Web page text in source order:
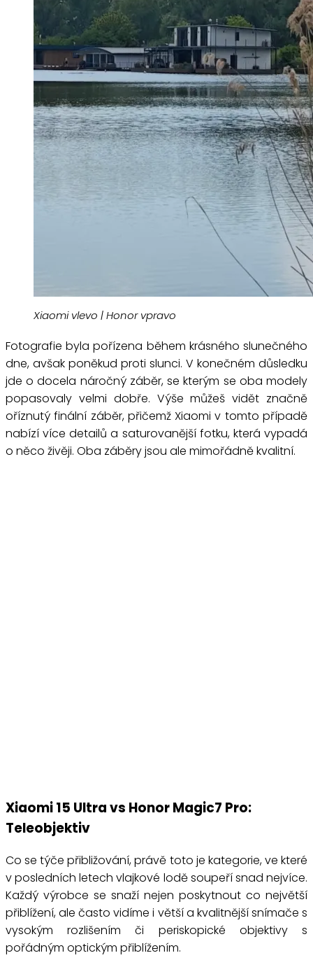
Xiaomi vlevo | Honor vpravo
Fotografie byla pořízena během krásného slunečného
dne, avšak poněkud proti slunci. V konečném důsledku
jde o docela náročný záběr, se kterým se oba modely
popasovaly velmi dobře. Výše můžeš vidět značně
oříznutý finální záběr, přičemž Xiaomi v tomto případě
nabízí více detailů a saturovanější fotku, která vypadá
o něco živěji. Oba záběry jsou ale mimořádně kvalitní.
Xiaomi 15 Ultra vs Honor Magic7 Pro:
Teleobjektiv
Co se týče přibližování, právě toto je kategorie, ve které
v posledních letech vlajkové lodě soupeří snad nejvíce.
Každý výrobce se snaží nejen poskytnout co největší
přiblížení, ale často vidíme i větší a kvalitnější snímače s
vysokým rozlišením či periskopické objektivy s
pořádným optickým přiblížením.